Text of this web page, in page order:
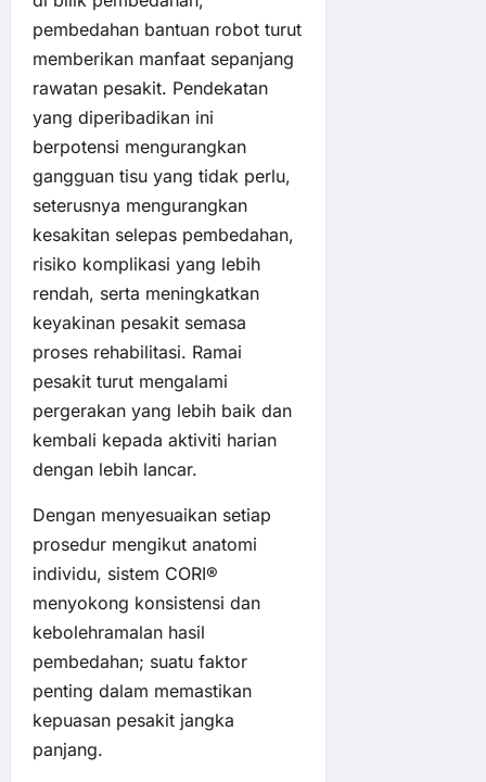
pembedahan bantuan robot turut
memberikan manfaat sepanjang
rawatan pesakit. Pendekatan
yang diperibadikan ini
berpotensi mengurangkan
gangguan tisu yang tidak perlu,
seterusnya mengurangkan
kesakitan selepas pembedahan,
risiko komplikasi yang lebih
rendah, serta meningkatkan
keyakinan pesakit semasa
proses rehabilitasi. Ramai
pesakit turut mengalami
pergerakan yang lebih baik dan
kembali kepada aktiviti harian
dengan lebih lancar.
Dengan menyesuaikan setiap
prosedur mengikut anatomi
individu, sistem CORI®
menyokong konsistensi dan
kebolehramalan hasil
pembedahan; suatu faktor
penting dalam memastikan
kepuasan pesakit jangka
panjang.